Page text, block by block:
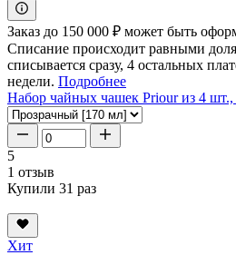
Заказ до 150 000 ₽ может быть
Списание происходит равными
списывается сразу, 4 остальных
недели. Подробнее
Набор чайных чашек Priour из 4
5
1 отзыв
Купили 31 раз
Хит